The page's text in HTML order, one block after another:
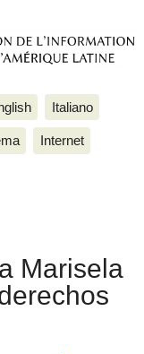
Italiano
Internet
Marisela